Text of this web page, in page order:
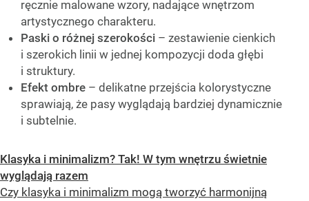
ręcznie malowane wzory, nadające wnętrzom
artystycznego charakteru.
Paski o różnej szerokości – zestawienie cienkich
i szerokich linii w jednej kompozycji doda głębi
i struktury.
Efekt ombre – delikatne przejścia kolorystyczne
sprawiają, że pasy wyglądają bardziej dynamicznie
i subtelnie.
Klasyka i minimalizm? Tak! W tym wnętrzu świetnie
wyglądają razem
Czy klasyka i minimalizm mogą tworzyć harmonijną